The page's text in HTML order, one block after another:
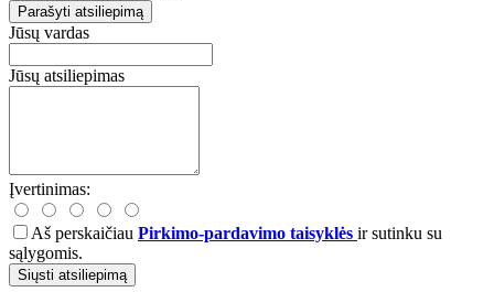
Parašyti atsiliepimą
Jūsų vardas
Jūsų atsiliepimas
Įvertinimas:
Aš perskaičiau Pirkimo-pardavimo taisyklės ir sutinku su
sąlygomis.
Siųsti atsiliepimą